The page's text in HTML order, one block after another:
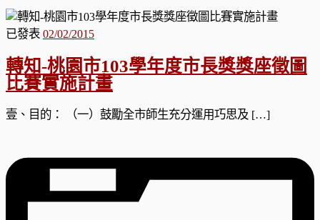
已發表 02/02/2015
轉知-桃園市103學年度市長獎獎座徵圖
比賽實施計畫
壹、目的： （一）鼓勵全市師生充分運用巧思及 […]